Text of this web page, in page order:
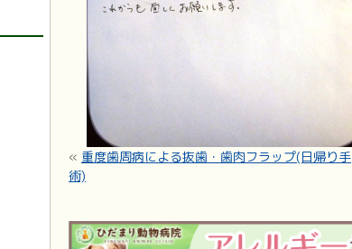
« 重度歯周病による抜歯・歯肉フラップ(日帰り手
術)